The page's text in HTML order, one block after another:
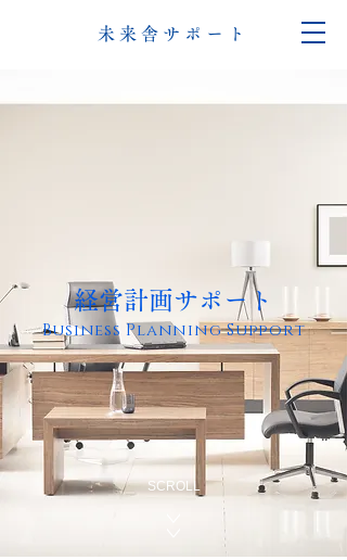
未来舎サポート
経営計画サポート
Business Planning Support
SCROLL